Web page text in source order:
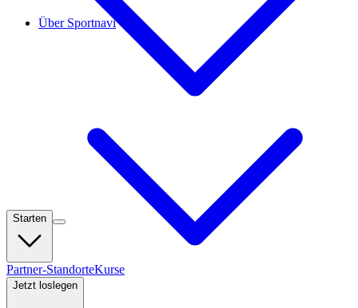
Starten
Partner-StandorteKurse
Jetzt loslegen
Über Sportnavi